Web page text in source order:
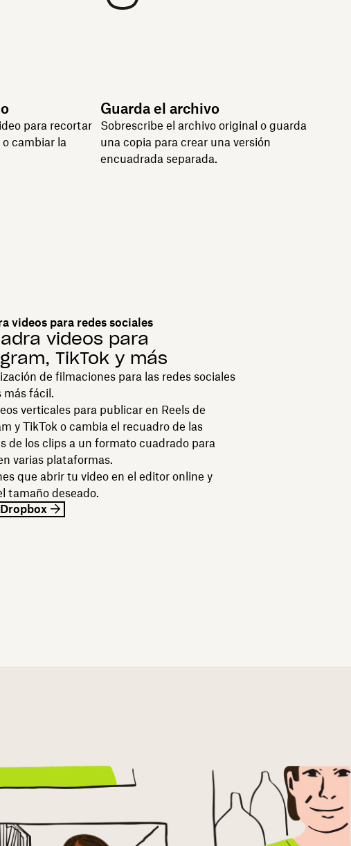
para recortar
o cambiar la
Guarda el archivo
Sobrescribe el archivo original o guarda
una copia para crear una versión
encuadrada separada.
videos para redes sociales
videos para
TikTok y más
de filmaciones para las redes sociales
más fácil.
verticales para publicar en Reels de
y TikTok o cambia el recuadro de las
de los clips a un formato cuadrado para
varias plataformas.
que abrir tu video en el editor online y
tamaño deseado.